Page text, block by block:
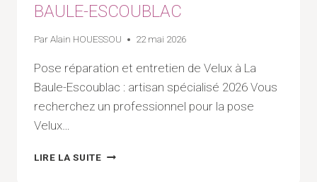
BAULE-ESCOUBLAC
ParAlain HOUESSOU 22 mai 2026
Pose réparation et entretien de Velux à La
Baule-Escoublac : artisan spécialisé 2026 Vous
recherchez un professionnel pour la pose
Velux…
LIRE LA SUITEPOSE